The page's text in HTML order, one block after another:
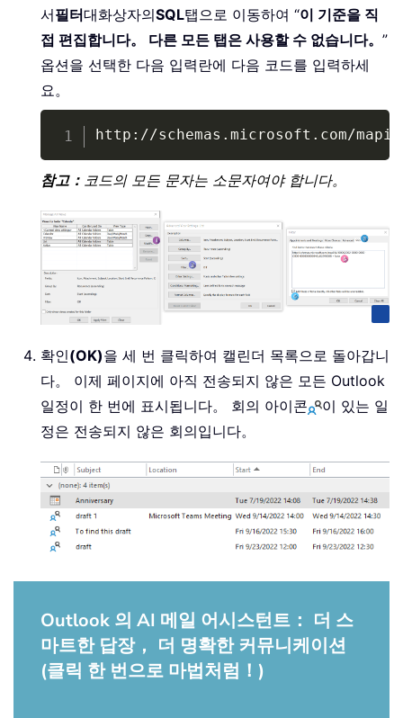
서필터대화상자의SQL탭으로 이동하여 “이 기준을 직
접 편집합니다。 다른 모든 탭은 사용할 수 없습니다。 ”
옵션을 선택한 다음 입력란에 다음 코드를 입력하세
요。
http : //schemas . microsoft . com/mapi
Copy
참고： 코드의 모든 문자는 소문자여야 합니다。
확인(OK)을 세 번 클릭하여 캘린더 목록으로 돌아갑니
다。 이제 페이지에 아직 전송되지 않은 모든 Outlook
일정이 한 번에 표시됩니다。 회의 아이콘
이 있는 일
정은 전송되지 않은 회의입니다。
Outlook 의 AI 메일 어시스턴트： 더 스
마트한 답장， 더 명확한 커뮤니케이션
(클릭 한 번으로 마법처럼！)